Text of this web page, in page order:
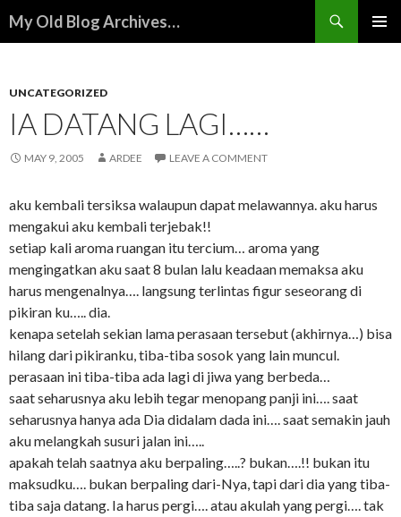
My Old Blog Archives…
UNCATEGORIZED
IA DATANG LAGI……
MAY 9, 2005 ARDEE LEAVE A COMMENT
aku kembali tersiksa walaupun dapat melawannya. aku harus
mengakui aku kembali terjebak!!
setiap kali aroma ruangan itu tercium… aroma yang
mengingatkan aku saat 8 bulan lalu keadaan memaksa aku
harus mengenalnya…. langsung terlintas figur seseorang di
pikiran ku….. dia.
kenapa setelah sekian lama perasaan tersebut (akhirnya…) bisa
hilang dari pikiranku, tiba-tiba sosok yang lain muncul.
perasaan ini tiba-tiba ada lagi di jiwa yang berbeda…
saat seharusnya aku lebih tegar menopang panji ini…. saat
seharusnya hanya ada Dia didalam dada ini…. saat semakin jauh
aku melangkah susuri jalan ini…..
apakah telah saatnya aku berpaling…..? bukan….!! bukan itu
maksudku…. bukan berpaling dari-Nya, tapi dari dia yang tiba-
tiba saja datang. Ia harus pergi…. atau akulah yang pergi…. tak